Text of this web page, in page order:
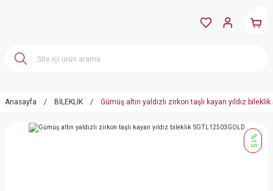
Anasayfa BİLEKLİK Gümüş altın yaldızlı zirkon taşlı kayan yıldız bileklik
%15